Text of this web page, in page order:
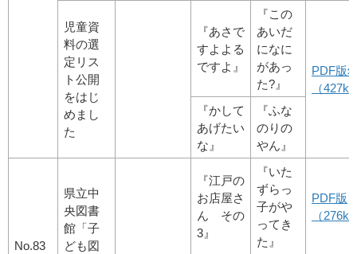
児童資
料の選
定リス
ト公開
をはじ
めまし
た
『あさで
すよよる
ですよ』
『この
あいだ
になに
があっ
た?』
PDF版
（
『かして
あげたい
な』
『ふな
のりの
やん』
No.83
県立中
央図書
館「子
ども図
『江戸の
お店屋さ
ん その
3』
『いた
ずらっ
子がや
ってき
た』
PDF版
（